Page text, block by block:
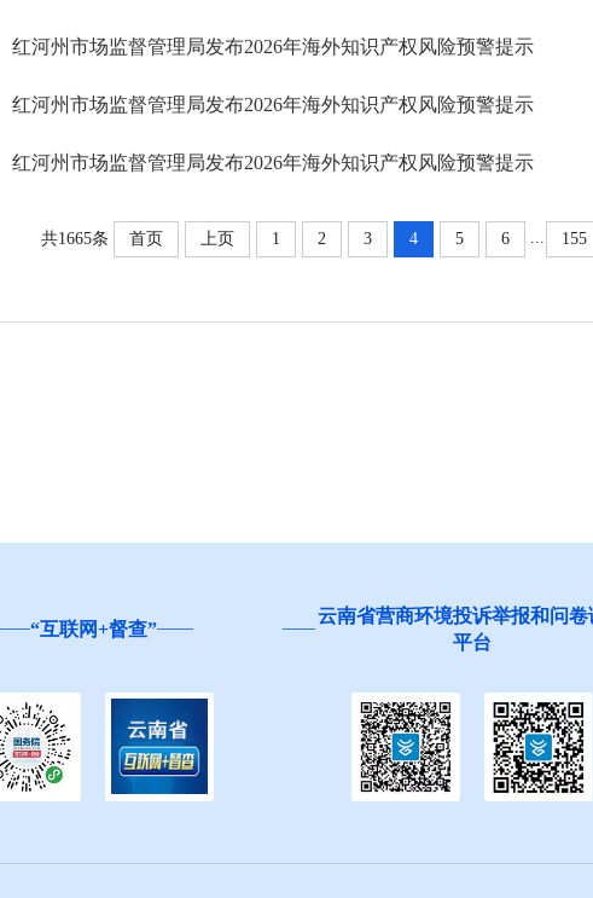
红河州市场监督管理局发布2026年海外知识产权风险预警提示
红河州市场监督管理局发布2026年海外知识产权风险预警提示
红河州市场监督管理局发布2026年海外知识产权风险预警提示
共1665条 首页 上页 1 2 3 4 5 6 ... 155
“互联网+督查”
云南省营商环境投诉举报和问卷
平台